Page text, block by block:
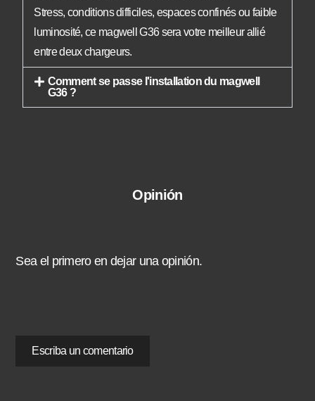
Stress, conditions difficiles, espaces confinés ou faible
luminosité, ce magwell G36 sera votre meilleur allié
entre deux chargeurs.
Comment se passe l'installation du magwell
G36 ?
Opinión
Sea el primero en dejar una opinión.
Escriba un comentario